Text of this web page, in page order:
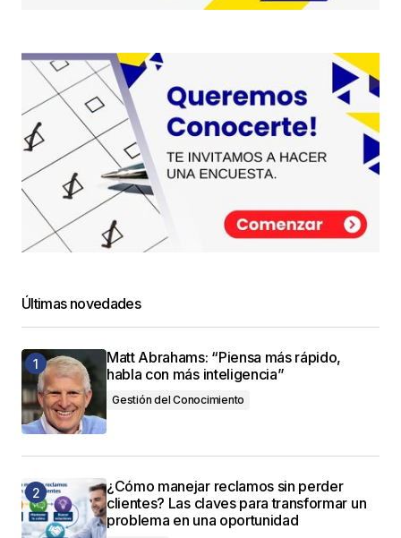
Últimas novedades
Matt Abrahams: “Piensa más rápido,
habla con más inteligencia”
Gestión del Conocimiento
¿Cómo manejar reclamos sin perder
clientes? Las claves para transformar un
problema en una oportunidad